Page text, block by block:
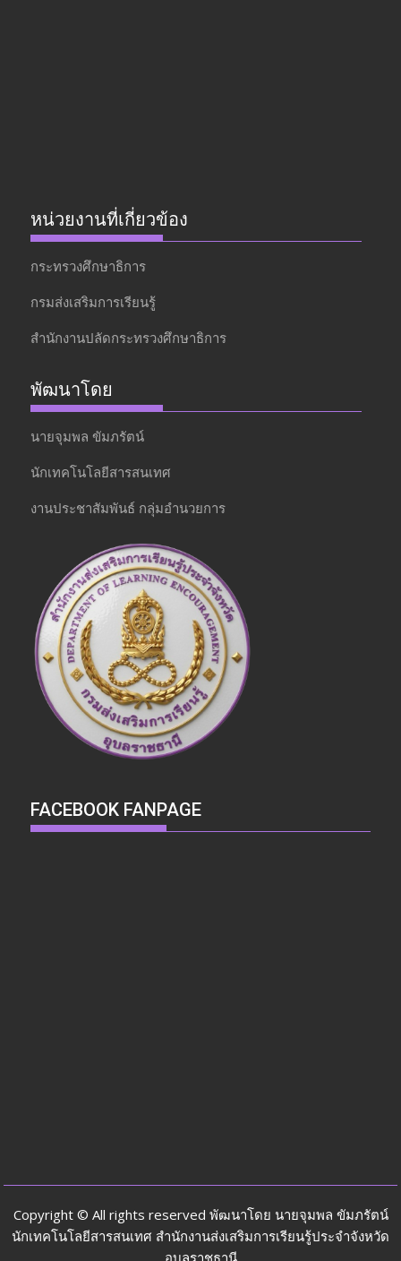
หน่วยงานที่เกี่ยวข้อง
กระทรวงศึกษาธิการ
กรมส่งเสริมการเรียนรู้
สำนักงานปลัดกระทรวงศึกษาธิการ
พัฒนาโดย
นายจุมพล ขัมภรัตน์
นักเทคโนโลยีสารสนเทศ
งานประชาสัมพันธ์ กลุ่มอำนวยการ
FACEBOOK FANPAGE
Copyright © All rights reserved พัฒนาโดย นายจุมพล ขัมภรัตน์
นักเทคโนโลยีสารสนเทศ สำนักงานส่งเสริมการเรียนรู้ประจำจังหวัด
อุบลราชธานี